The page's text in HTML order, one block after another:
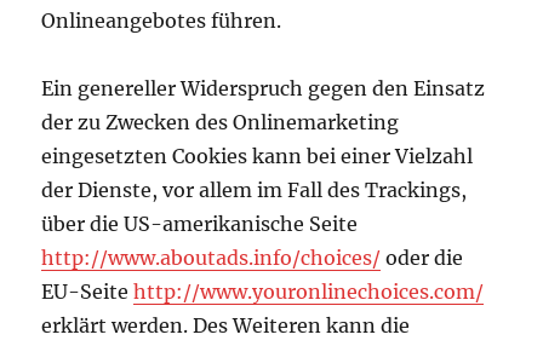
Onlineangebotes führen.
Ein genereller Widerspruch gegen den Einsatz
der zu Zwecken des Onlinemarketing
eingesetzten Cookies kann bei einer Vielzahl
der Dienste, vor allem im Fall des Trackings,
über die US-amerikanische Seite
http://www.aboutads.info/choices/ oder die
EU-Seitehttp://www.youronlinechoices.com/
erklärt werden. Des Weiteren kann die